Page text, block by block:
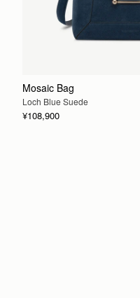
Mosaic Bag
Loch Blue Suede
¥108,900